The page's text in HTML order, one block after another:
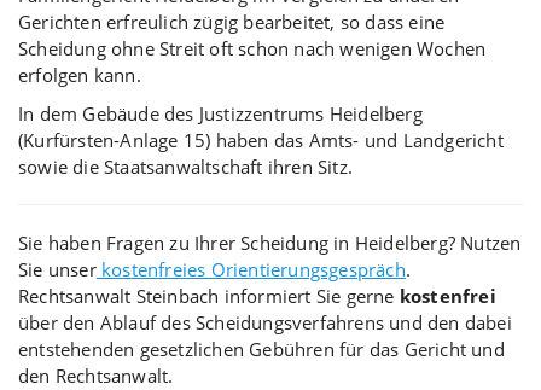
Gerichten erfreulich zügig bearbeitet, so dass eine
Scheidung ohne Streit oft schon nach wenigen Wochen
erfolgen kann.
In dem Gebäude des Justizzentrums Heidelberg
(Kurfürsten-Anlage 15) haben das Amts- und Landgericht
sowie die Staatsanwaltschaft ihren Sitz.
Sie haben Fragen zu Ihrer Scheidung in Heidelberg? Nutzen
Sie unserkostenfreies Orientierungsgespräch.
Rechtsanwalt Steinbach informiert Sie gerne kostenfrei
über den Ablauf des Scheidungsverfahrens und den dabei
entstehenden gesetzlichen Gebühren für das Gericht und
den Rechtsanwalt.